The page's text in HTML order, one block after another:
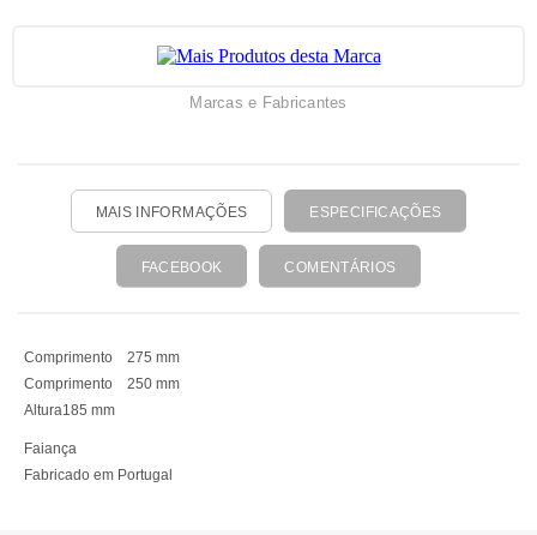
Marcas e Fabricantes
MAIS INFORMAÇÕES ESPECIFICAÇÕES
FACEBOOK COMENTÁRIOS
Comprimento 275 mm
Comprimento 250 mm
Altura185 mm
Faiança
Fabricado em Portugal